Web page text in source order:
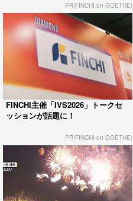
PR(FINCHI on GOETHE)
FINCHI主催「IVS2026」トークセ
ッションが話題に！
PR(FINCHI on GOETHE)